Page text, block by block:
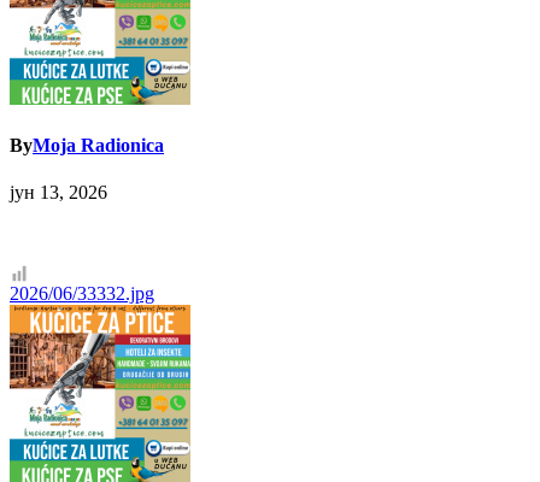
ByMoja Radionica
јун 13, 2026
Кретање
чланка
2026/06/33332.jpg